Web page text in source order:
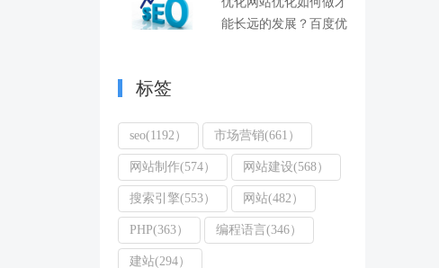
能长远的发展？百度优
标签
seo(1192） 市场营销(661）
网站制作(574） 网站建设(568）
搜索引擎(553） 网站(482）
PHP(363） 编程语言(346）
建站(294）